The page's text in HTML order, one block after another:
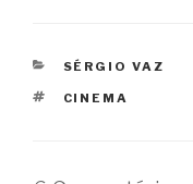
CATEGORIAS
SÉRGIO VAZ
TAGS
CINEMA